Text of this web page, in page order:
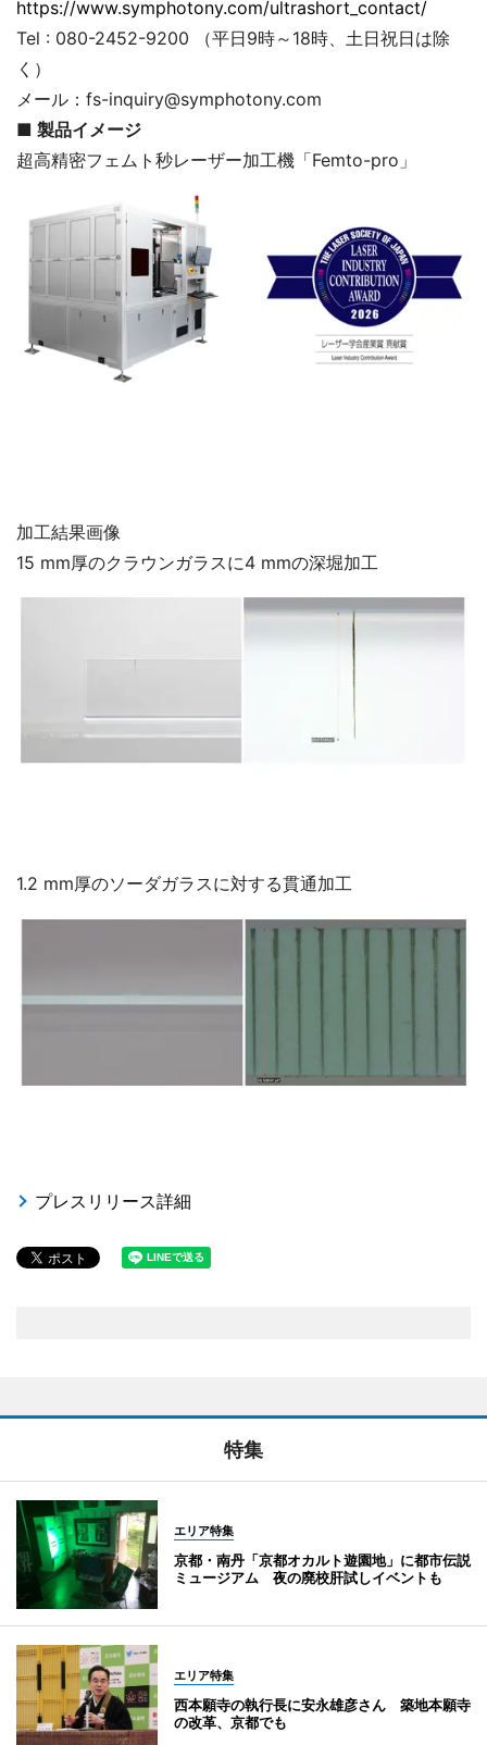
https://www.symphotony.com/ultrashort_contact/
Tel : 080-2452-9200 （平日9時～18時、土日祝日は除
く）
メール：fs-inquiry@symphotony.com
■ 製品イメージ
超高精密フェムト秒レーザー加工機「Femto-pro」
加工結果画像
15 mm厚のクラウンガラスに4 mmの深堀加工
1.2 mm厚のソーダガラスに対する貫通加工
プレスリリース詳細
特集
エリア特集
京都・南丹「京都オカルト遊園地」に都市伝説
ミュージアム 夜の廃校肝試しイベントも
エリア特集
西本願寺の執行長に安永雄彦さん 築地本願寺
の改革、京都でも